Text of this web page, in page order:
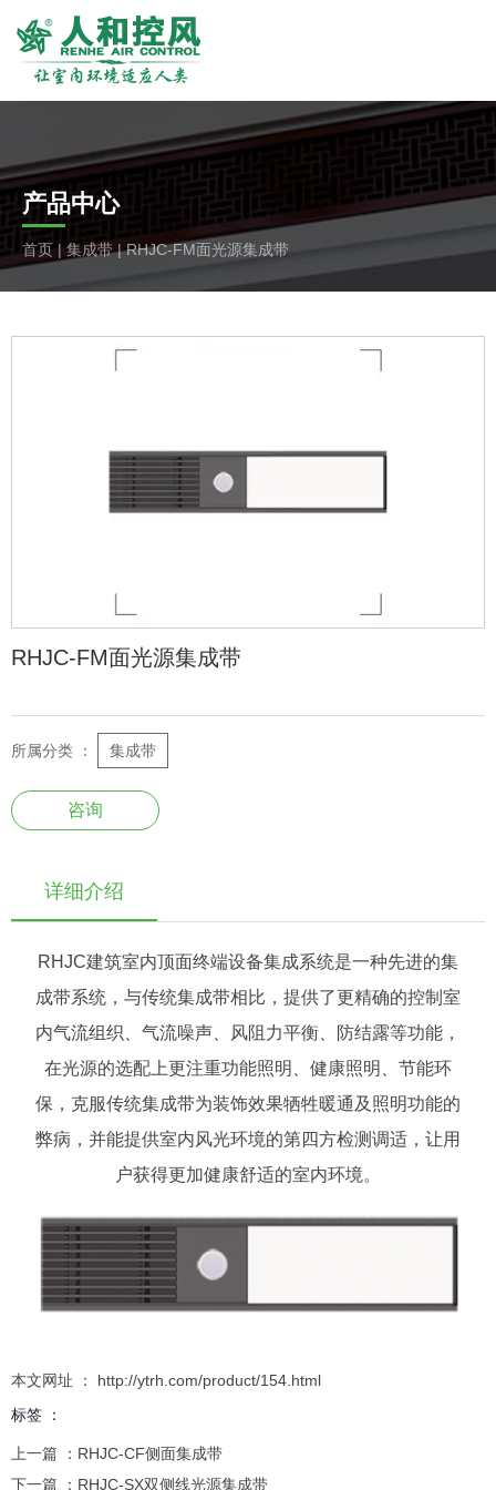
产品中心
首页|集成带 |RHJC-FM面光源集成带
RHJC-FM面光源集成带
所属分类 ： 集成带
咨询
详细介绍
RHJC建筑室内顶面终端设备集成系统是一种先进的集
成带系统，与传统集成带相比，提供了更精确的控制室
内气流组织、气流噪声、风阻力平衡、防结露等功能，
在光源的选配上更注重功能照明、健康照明、节能环
保，克服传统集成带为装饰效果牺牲暖通及照明功能的
弊病，并能提供室内风光环境的第四方检测调适，让用
户获得更加健康舒适的室内环境。
本文网址 ： http://ytrh.com/product/154.html
标签 ：
上一篇 ： RHJC-CF侧面集成带
下一篇 ： RHJC-SX双侧线光源集成带